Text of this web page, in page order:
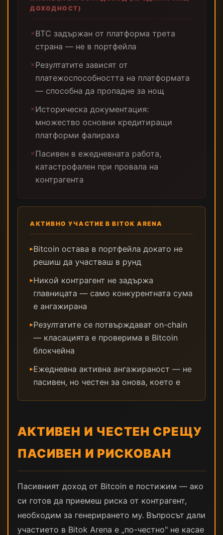
ДОХОДНОСТ)
✗BTC задържан от платформа трета
страна — не в портфейла
✗Резултатите зависят от
платежоспособността на платформата
— способна да пропадне за нощ
✗Историческа документация:
множество основни кредитиращи
платформи фалираха
✗Пасивен в ежедневната работа,
катастрофален при провала на
контрагента
АКТИВНО УЧАСТИЕ В BITOK ARENA
▸Bitcoin остава в портфейла докато не
решиш да участваш в рунд
▸Никой контрагент не задържа
главницата — само конкурентната сума
е ангажирана
▸Резултатите се потвърждават on-chain
— класацията е проверима в Bitcoin
блокчейна
▸Ежедневна активна ангажираност — не
пасивен, но честен за онова, което е
АКТИВЕН И ЧЕСТЕН СРЕЩУ
ПАСИВЕН И РИСКОВАН
Пасивният доход от Bitcoin е постижим — ако
си готов да приемеш риска от контрагент,
необходим за генерирането му. Въпросът дали
участието в Bitok Arena е „по-честно" не касае